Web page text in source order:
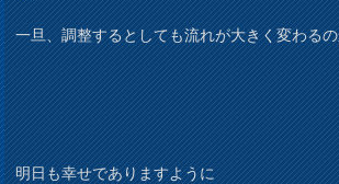
一旦、調整するとしても流れが大きく変わる
明日も幸せでありますように